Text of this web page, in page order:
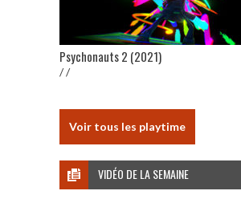
Psychonauts 2 (2021)
/ /
Voir tous les playtime
VIDÉO DE LA SEMAINE